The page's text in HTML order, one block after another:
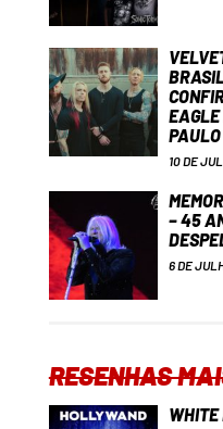
EAGLE
PAULO
10 DE
– 45
6 DE
RESENHAS
WHITE